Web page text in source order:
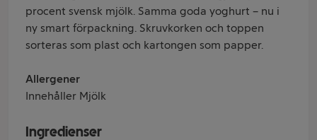
procent svensk mjölk. Samma goda yoghurt – nu i
ny smart förpackning. Skruvkorken och toppen
sorteras som plast och kartongen som papper.
Allergener
Innehåller Mjölk
Ingredienser